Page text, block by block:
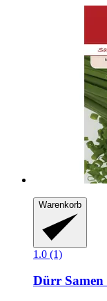
Warenkorb
1.0 (1)
Dürr Samen